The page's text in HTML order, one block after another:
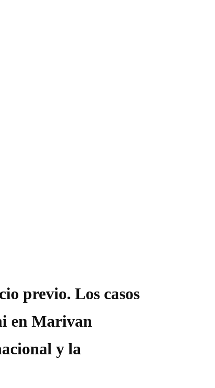
previo. Los casos
en Marivan
y la